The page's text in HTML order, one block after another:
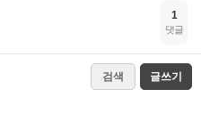
1
댓글
검색 글쓰기